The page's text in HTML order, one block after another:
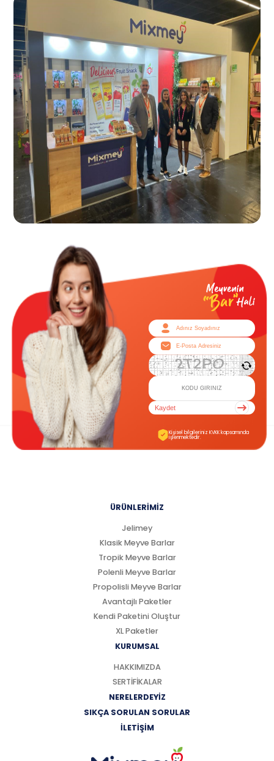
Kaydet
Kişisel bilgileriniz KVKK kapsamında
işlenmektedir.
ÜRÜNLERİMİZ
Jelimey
Klasik Meyve Barlar
Tropik Meyve Barlar
Polenli Meyve Barlar
Propolisli Meyve Barlar
Avantajlı Paketler
Kendi Paketini Oluştur
XL Paketler
KURUMSAL
HAKKIMIZDA
SERTİFİKALAR
NERELERDEYİZ
SIKÇA SORULAN SORULAR
İLETİŞİM